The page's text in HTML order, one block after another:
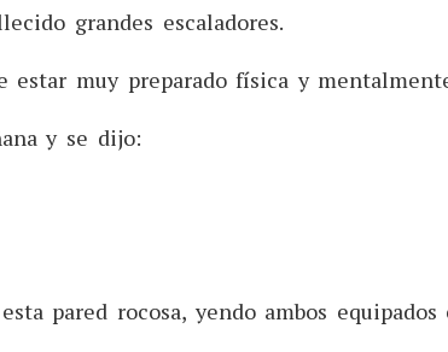
grandes escaladores.
estar muy preparado física y
y se dijo:
pared rocosa, yendo ambos equipados